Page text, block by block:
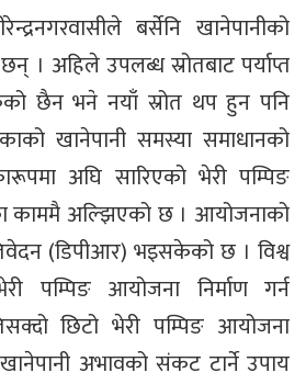
बर्सेनि खानेपानीको
अहिले उपलब्ध स्रोतबाट पर्याप्त
छैन भने नयाँ स्रोत थप हुन पनि
खानेपानी समस्या समाधानको
अघि सारिएको भेरी पम्पिङ
काममै अल्झिएको छ । आयोजनाको
(डिपीआर) भइसकेको छ । विश्व
पम्पिङ आयोजना निर्माण गर्न
छिटो भेरी पम्पिङ आयोजना
अभावको संकट टार्ने उपाय